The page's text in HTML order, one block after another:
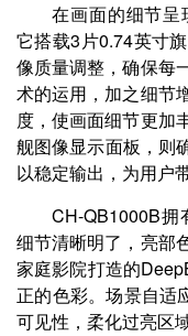
在画面的细节呈
它搭载3片0.74英寸
像质量调整，确保每
术的运用，加之细节
度，使画面细节更加
舰图像显示面板，则
以稳定输出，为用户
CH-QB1000B
细节清晰明了，亮部
家庭影院打造的
正的色彩。场景自适
可见性，柔化过亮区